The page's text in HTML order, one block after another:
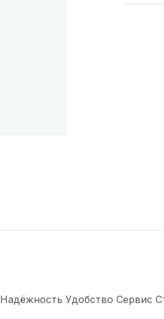
Удобство Сервис